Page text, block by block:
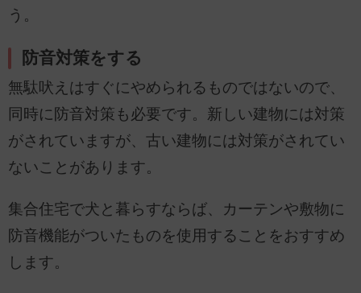
う。
防音対策をする
無駄吠えはすぐにやめられるものではないので、
同時に防音対策も必要です。新しい建物には対策
がされていますが、古い建物には対策がされてい
ないことがあります。
集合住宅で犬と暮らすならば、カーテンや敷物に
防音機能がついたものを使用することをおすすめ
します。